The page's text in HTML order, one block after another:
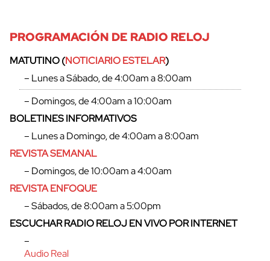
PROGRAMACIÓN DE RADIO RELOJ
MATUTINO (NOTICIARIO ESTELAR)
– Lunes a Sábado, de 4:00am a 8:00am
– Domingos, de 4:00am a 10:00am
BOLETINES INFORMATIVOS
– Lunes a Domingo, de 4:00am a 8:00am
REVISTA SEMANAL
– Domingos, de 10:00am a 4:00am
REVISTA ENFOQUE
– Sábados, de 8:00am a 5:00pm
ESCUCHAR RADIO RELOJ EN VIVO POR INTERNET
–
Audio Real